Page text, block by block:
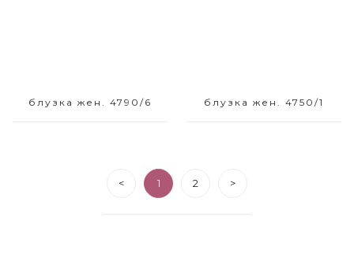
блузка жен. 4790/6 блузка жен. 4750/1
< 1 2 >